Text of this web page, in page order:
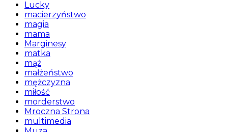
Lucky
macierzyństwo
magia
mama
Marginesy
matka
mąż
małżeństwo
mężczyzna
miłość
morderstwo
Mroczna Strona
multimedia